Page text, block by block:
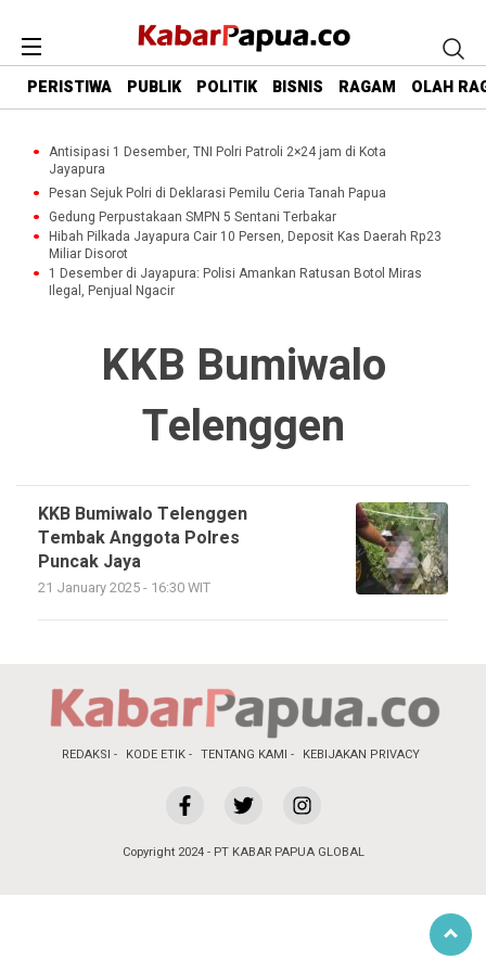
PERISTIWA PUBLIK POLITIK BISNIS RAGAM OLAH
Antisipasi 1 Desember, TNI Polri Patroli 2×24 jam di Kota
Jayapura
Pesan Sejuk Polri di Deklarasi Pemilu Ceria Tanah Papua
Gedung Perpustakaan SMPN 5 Sentani Terbakar
Hibah Pilkada Jayapura Cair 10 Persen, Deposit Kas Daerah Rp23
Miliar Disorot
1 Desember di Jayapura: Polisi Amankan Ratusan Botol Miras
Ilegal, Penjual Ngacir
KKB Bumiwalo
Telenggen
KKB Bumiwalo Telenggen
Tembak Anggota Polres
Puncak Jaya
21 January 2025 - 16:30 WIT
REDAKSI KODE ETIK TENTANG KAMI KEBIJAKAN PRIVACY
Copyright 2024 - PT KABAR PAPUA GLOBAL